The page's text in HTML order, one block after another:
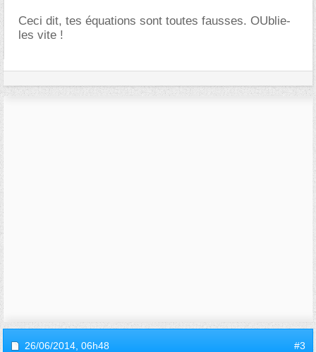
Ceci dit, tes équations sont toutes fausses. OUblie-
les vite !
26/06/2014, 06h48 #3